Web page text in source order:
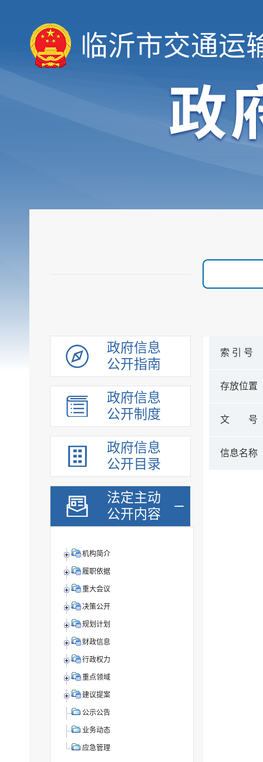
临沂市交通运
政府信息
公开指南
政府信息
公开制度
政府信息
公开目录
法定主动
公开内容
机构简介
履职依据
重大会议
决策公开
规划计划
财政信息
行政权力
重点领域
建议提案
公示公告
业务动态
应急管理
索 引 号
存放位置
文 号
信息名称